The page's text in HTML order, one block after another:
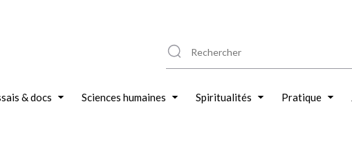
& docs Sciences humaines Spiritualités Pratique